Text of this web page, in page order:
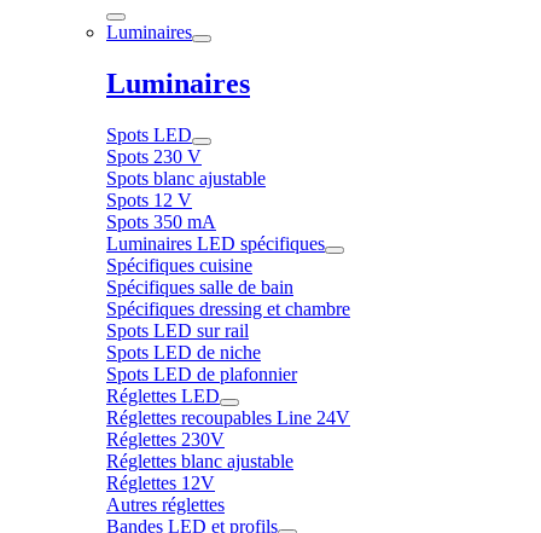
Luminaires
Luminaires
Spots LED
Spots 230 V
Spots blanc ajustable
Spots 12 V
Spots 350 mA
Luminaires LED spécifiques
Spécifiques cuisine
Spécifiques salle de bain
Spécifiques dressing et chambre
Spots LED sur rail
Spots LED de niche
Spots LED de plafonnier
Réglettes LED
Réglettes recoupables Line 24V
Réglettes 230V
Réglettes blanc ajustable
Réglettes 12V
Autres réglettes
Bandes LED et profils